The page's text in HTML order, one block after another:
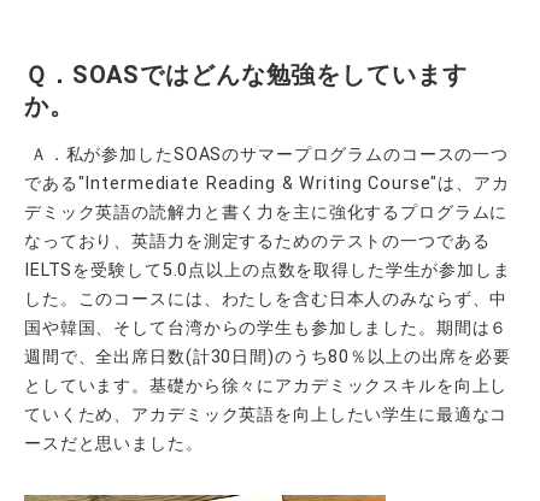
Ｑ．SOASではどんな勉強をしています
か。
Ａ．私が参加したSOASのサマープログラムのコースの一つ
である"Intermediate Reading & Writing Course"は、アカ
デミック英語の読解力と書く力を主に強化するプログラムに
なっており、英語力を測定するためのテストの一つである
IELTSを受験して5.0点以上の点数を取得した学生が参加しま
した。このコースには、わたしを含む日本人のみならず、中
国や韓国、そして台湾からの学生も参加しました。期間は６
週間で、全出席日数(計30日間)のうち80％以上の出席を必要
としています。基礎から徐々にアカデミックスキルを向上し
ていくため、アカデミック英語を向上したい学生に最適なコ
ースだと思いました。